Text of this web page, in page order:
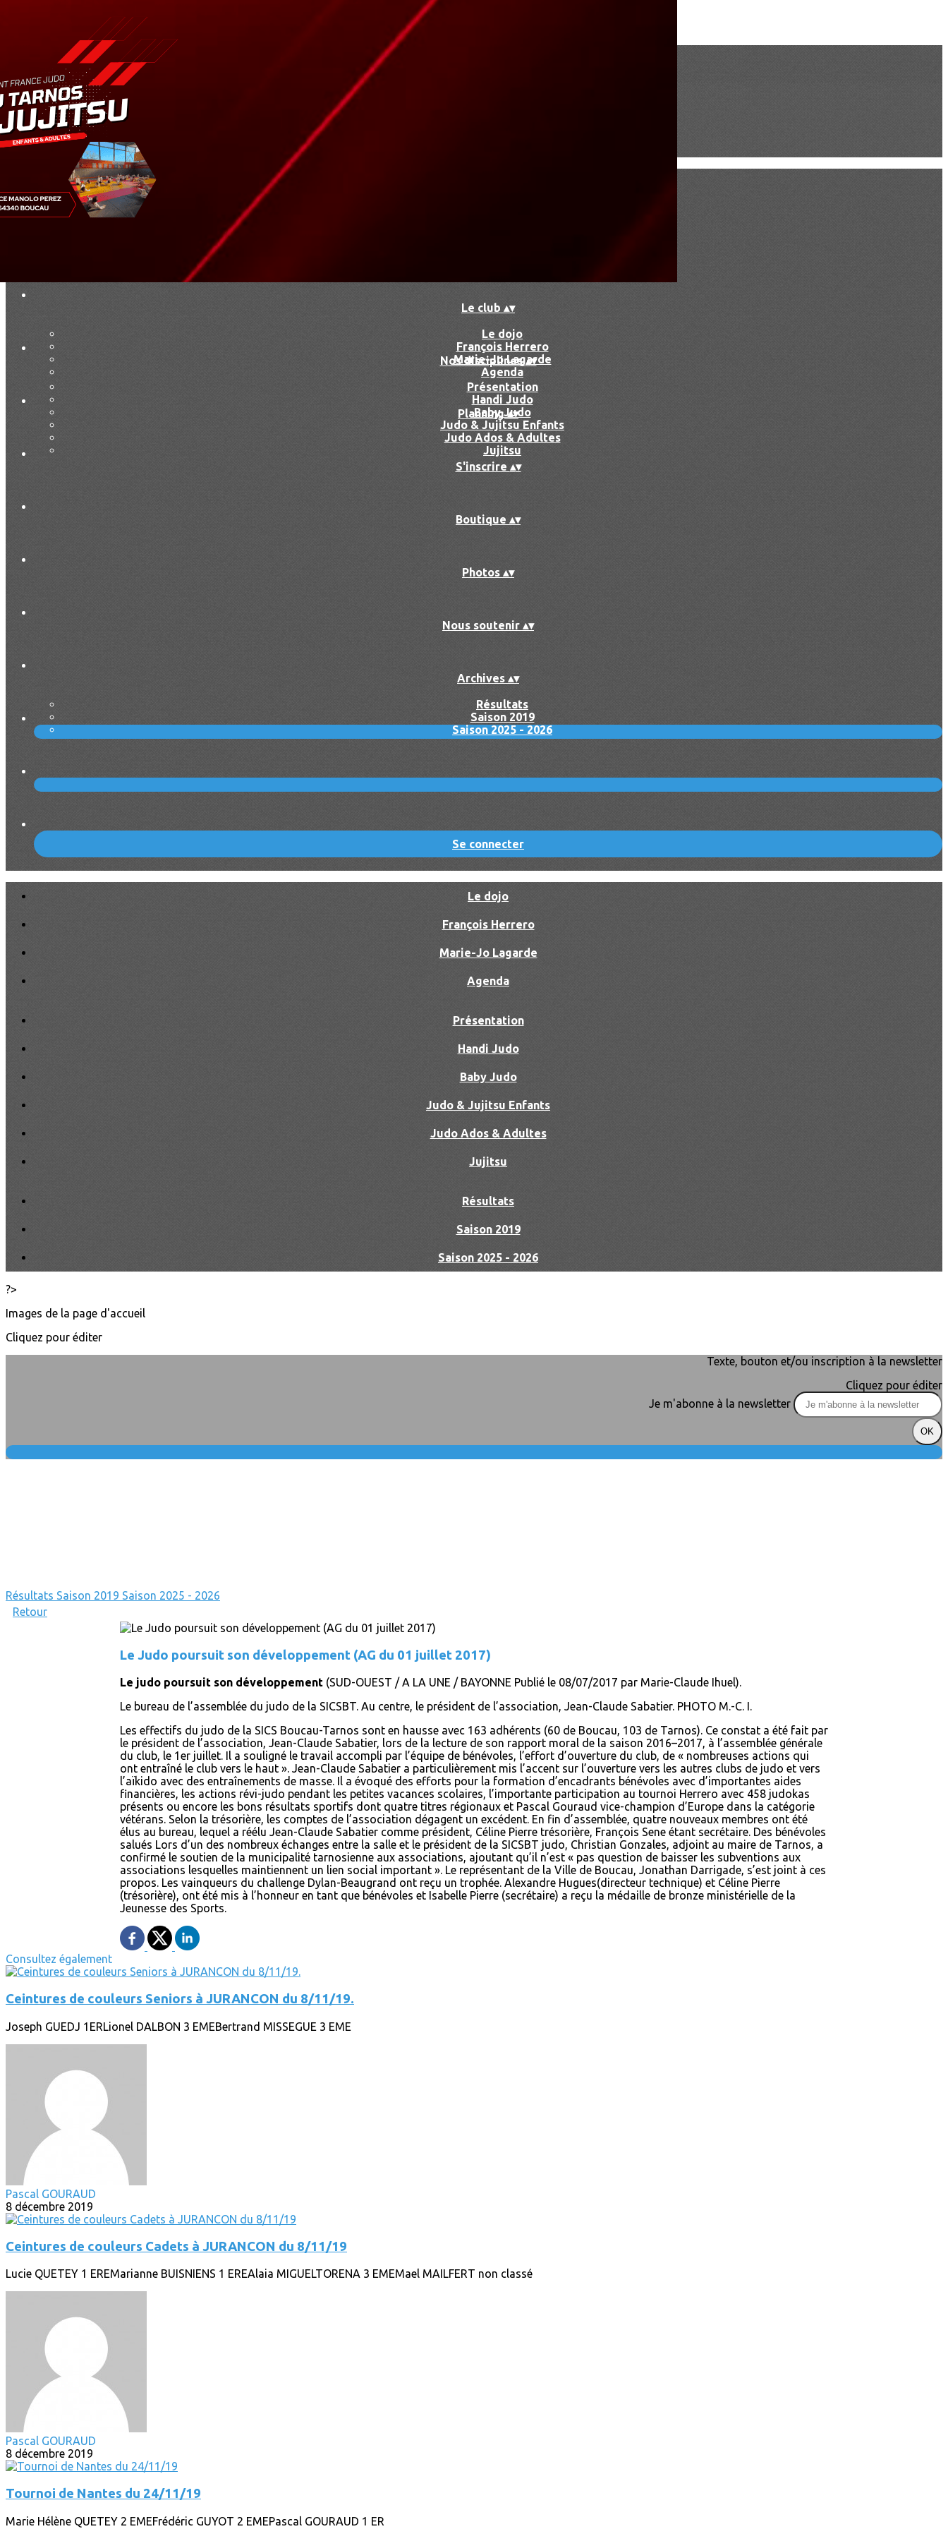
Exporter toutes les colonnes
Exporter uniquement les colonnes affichées
Menu
<
>
Résultats
Saison 2019
Saison 2025 - 2026
Ajoutez un logo, un bouton, des réseaux sociaux
Cliquez pour éditer
Le club ▴▾
Le dojo
François Herrero
Marie-Jo Lagarde
Agenda
Nos disciplines▴▾
Présentation
Handi Judo
Baby Judo
Judo & Jujitsu Enfants
Judo Ados & Adultes
Jujitsu
Planning▴▾
S'inscrire ▴▾
Boutique ▴▾
Photos ▴▾
Nous soutenir ▴▾
Archives ▴▾
Résultats
Saison 2019
Saison 2025 - 2026
Se connecter
Le dojo
François Herrero
Marie-Jo Lagarde
Agenda
Présentation
Handi Judo
Baby Judo
Judo & Jujitsu Enfants
Judo Ados & Adultes
Jujitsu
Résultats
Saison 2019
Saison 2025 - 2026
?>
Images de la page d'accueil
Cliquez pour éditer
Texte, bouton et/ou inscription à la newsletter
Cliquez pour éditer
Je m'abonne à la newsletter
OK
Résultats Saison 2019 Saison 2025 - 2026
Retour
Le Judo poursuit son développement (AG du 01 juillet 2017)
Le judo poursuit son développement (SUD-OUEST / A LA UNE / BAYONNE Publié le 08/07/2017 par Marie-Claude Ihuel).
Le bureau de l’assemblée du judo de la SICSBT. Au centre, le président de l’association, Jean-Claude Sabatier. PHOTO M.-C. I.
Les effectifs du judo de la SICS Boucau-Tarnos sont en hausse avec 163 adhérents (60 de Boucau, 103 de Tarnos). Ce constat a été fait par
le président de l’association, Jean-Claude Sabatier, lors de la lecture de son rapport moral de la saison 2016–2017, à l’assemblée générale
du club, le 1er juillet. Il a souligné le travail accompli par l’équipe de bénévoles, l’effort d’ouverture du club, de « nombreuses actions qui
ont entraîné le club vers le haut ». Jean-Claude Sabatier a particulièrement mis l’accent sur l’ouverture vers les autres clubs de judo et vers
l’aïkido avec des entraînements de masse. Il a évoqué des efforts pour la formation d’encadrants bénévoles avec d’importantes aides
financières, les actions révi-judo pendant les petites vacances scolaires, l’importante participation au tournoi Herrero avec 458 judokas
présents ou encore les bons résultats sportifs dont quatre titres régionaux et Pascal Gouraud vice-champion d’Europe dans la catégorie
vétérans. Selon la trésorière, les comptes de l’association dégagent un excédent. En fin d’assemblée, quatre nouveaux membres ont été
élus au bureau, lequel a réélu Jean-Claude Sabatier comme président, Céline Pierre trésorière, François Sene étant secrétaire. Des bénévoles
salués Lors d’un des nombreux échanges entre la salle et le président de la SICSBT judo, Christian Gonzales, adjoint au maire de Tarnos, a
confirmé le soutien de la municipalité tarnosienne aux associations, ajoutant qu’il n’est « pas question de baisser les subventions aux
associations lesquelles maintiennent un lien social important ». Le représentant de la Ville de Boucau, Jonathan Darrigade, s’est joint à ces
propos. Les vainqueurs du challenge Dylan-Beaugrand ont reçu un trophée. Alexandre Hugues(directeur technique) et Céline Pierre
(trésorière), ont été mis à l’honneur en tant que bénévoles et Isabelle Pierre (secrétaire) a reçu la médaille de bronze ministérielle de la
Jeunesse des Sports.
Consultez également
Ceintures de couleurs Seniors à JURANCON du 8/11/19.
Joseph GUEDJ 1ERLionel DALBON 3 EMEBertrand MISSEGUE 3 EME
Pascal GOURAUD
8 décembre 2019
Ceintures de couleurs Cadets à JURANCON du 8/11/19
Lucie QUETEY 1 EREMarianne BUISNIENS 1 EREAlaia MIGUELTORENA 3 EMEMael MAILFERT non classé
Pascal GOURAUD
8 décembre 2019
Tournoi de Nantes du 24/11/19
Marie Hélène QUETEY 2 EMEFrédéric GUYOT 2 EMEPascal GOURAUD 1 ER